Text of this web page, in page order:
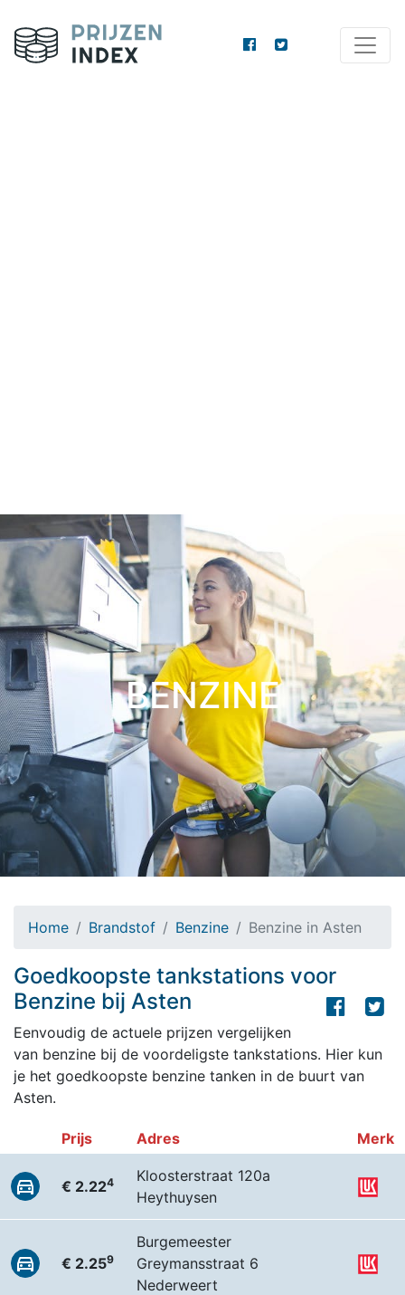
BENZINE
Home Brandstof Benzine Benzine in Asten
Goedkoopste tankstations voor
Benzine bij Asten
Eenvoudig de actuele prijzen vergelijken
van benzine bij de voordeligste tankstations. Hier kun
je het goedkoopste benzine tanken in de buurt van
Asten.
Prijs Adres Merk
€ 2.224
Kloosterstraat 120a
Heythuysen
€ 2.259
Burgemeester
Greymansstraat 6
Nederweert